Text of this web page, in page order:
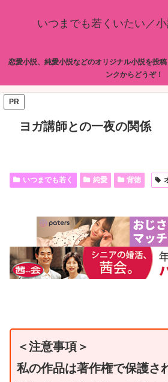
いつまでも若くいたい／
恋愛小説、純愛小説などのオリジナル小説を投
ンクからどうぞ！
PR
ヨガ講師との一夜の関係
いつまでも若く 純愛 背徳
＜注意事項＞
私の作品は著作権で保護さ